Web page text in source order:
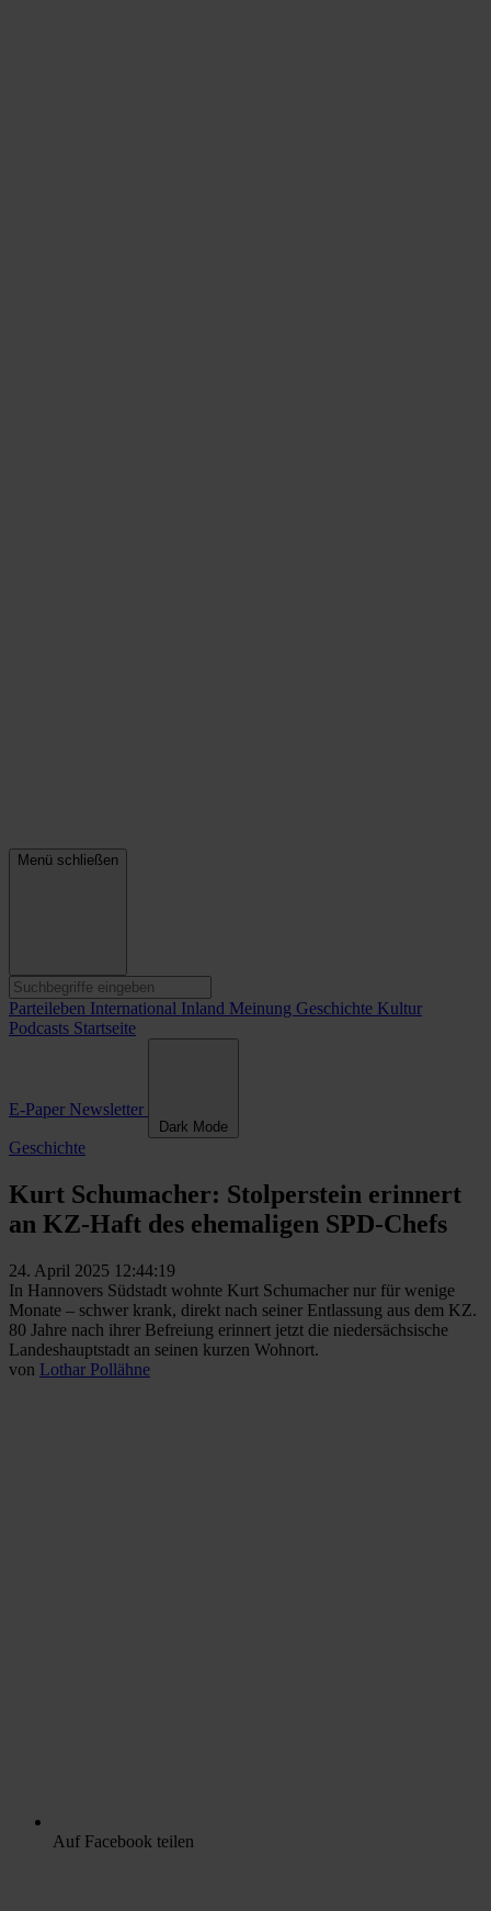
Menü schließen
Parteileben International Inland Meinung Geschichte Kultur
Podcasts Startseite
E-Paper Newsletter
Dark Mode
Geschichte
Kurt Schumacher: Stolperstein erinnert
an KZ-Haft des ehemaligen SPD-Chefs
24. April 2025 12:44:19
In Hannovers Südstadt wohnte Kurt Schumacher nur für wenige
Monate – schwer krank, direkt nach seiner Entlassung aus dem KZ.
80 Jahre nach ihrer Befreiung erinnert jetzt die niedersächsische
Landeshauptstadt an seinen kurzen Wohnort.
von Lothar Pollähne
Auf Facebook teilen